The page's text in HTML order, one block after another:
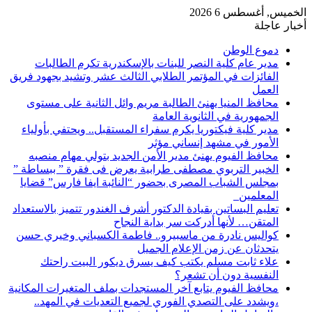
الخميس, أغسطس 6 2026
أخبار عاجلة
دموع الوطن
مدير عام كلية النصر للبنات بالإسكندرية تكرم الطالبات
الفائزات في المؤتمر الطلابي الثالث عشر وتشيد بجهود فريق
العمل
محافظ المنيا يهنئ الطالبة مريم وائل الثانية على مستوى
الجمهورية في الثانوية العامة
مدير كلية فيكتوريا يكرم سفراء المستقبل.. ويحتفي بأولياء
الأمور في مشهد إنساني مؤثر
محافظ الفيوم يهنئ مدير الأمن الجديد بتولي مهام منصبه
الخبير التربوي مصطفى طرابية يعرض فى فقرة ” ببساطة ”
بمجلس الشباب المصرى بحضور “النائبة ايفا فارس” قضايا
المعلمين
تعليم البساتين بقيادة الدكتور أشرف الغندور تتميز بالاستعداد
المتقن… لأنها أدركت سر بداية النجاح
كواليس نادرة من ماسبيرو.. فاطمة الكسباني وخيري حسن
يتحدثان عن زمن الإعلام الجميل
علاء ثابت مسلم يكتب كيف يسرق ديكور البيت راحتك
النفسية دون أن تشعر؟
محافظ الفيوم يتابع آخر المستجدات بملف المتغيرات المكانية
،ويشدد على التصدي الفوري لجميع التعديات في المهد..